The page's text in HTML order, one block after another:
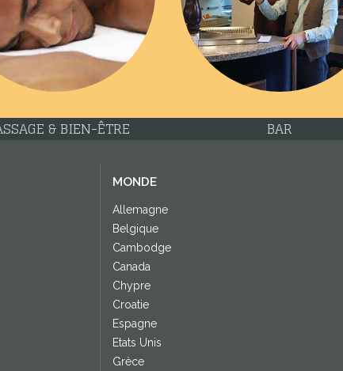
& BIEN-ÊTRE BAR
MONDE
Allemagne
Belgique
Cambodge
Canada
Chypre
Croatie
Espagne
Etats Unis
Grèce